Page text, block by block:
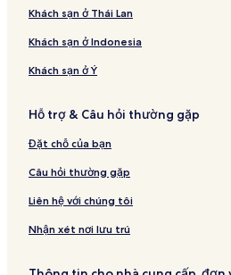
Khách sạn ở Thái Lan
Khách sạn ở Indonesia
Khách sạn ở Ý
Hỗ trợ & Câu hỏi thường gặp
Đặt chỗ của bạn
Câu hỏi thường gặp
Liên hệ với chúng tôi
Nhận xét nơi lưu trú